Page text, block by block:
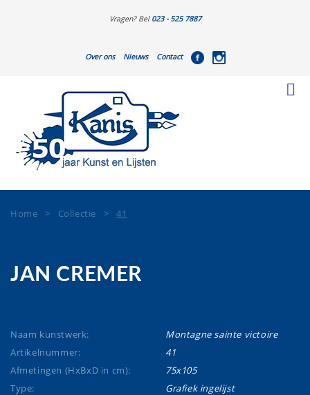
Vragen? Bel 023 - 525 7887
Over ons Nieuws Contact
Home > Collectie >41
JAN CREMER
Naam kunstwerk:
Montagne sainte victoire
Artikelnummer:
41
Afmetingen (HxBxD in cm):
75x105
Type:
Grafiek ingelijst